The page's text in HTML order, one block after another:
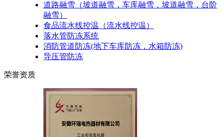
道路融雪（坡道融雪，车库融雪，坡道融雪，台阶
融雪）
食品流水线控温（流水线控温）
落水管防冻系统
消防管道防冻(地下车库防冻，水箱防冻)
导压管防冻
荣誉资质